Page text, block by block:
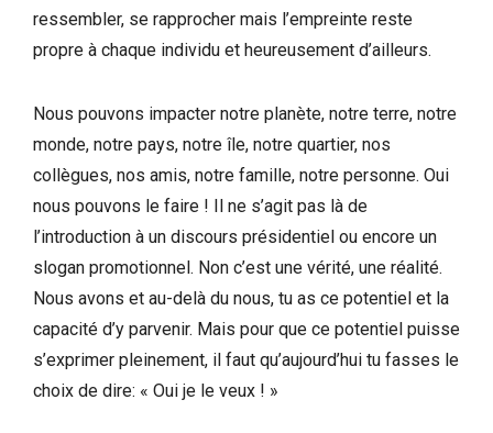
ressembler, se rapprocher mais l’empreinte reste
propre à chaque individu et heureusement d’ailleurs.
Nous pouvons impacter notre planète, notre terre, notre
monde, notre pays, notre île, notre quartier, nos
collègues, nos amis, notre famille, notre personne. Oui
nous pouvons le faire ! Il ne s’agit pas là de
l’introduction à un discours présidentiel ou encore un
slogan promotionnel. Non c’est une vérité, une réalité.
Nous avons et au-delà du nous, tu as ce potentiel et la
capacité d’y parvenir. Mais pour que ce potentiel puisse
s’exprimer pleinement, il faut qu’aujourd’hui tu fasses le
choix de dire: « Oui je le veux ! »